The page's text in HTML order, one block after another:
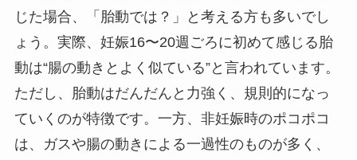
じた場合、「胎動では？」と考える方も多いでし
ょう。実際、妊娠16〜20週ごろに初めて感じる胎
動は“腸の動きとよく似ている”と言われています。
ただし、胎動はだんだんと力強く、規則的になっ
ていくのが特徴です。一方、非妊娠時のポコポコ
は、ガスや腸の動きによる一過性のものが多く、